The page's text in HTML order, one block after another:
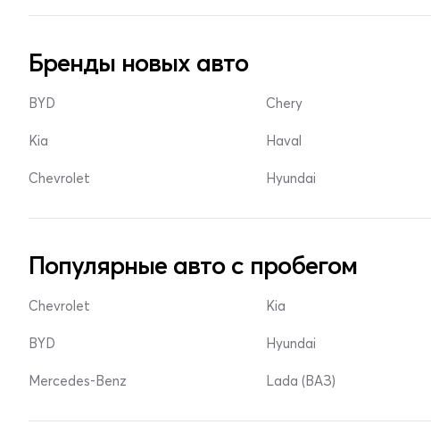
Бренды новых авто
BYD
Kia
Chevrolet
Chery
Haval
Hyundai
Популярные авто с пробегом
Chevrolet
BYD
Mercedes-Benz
Kia
Hyundai
Lada (ВАЗ)